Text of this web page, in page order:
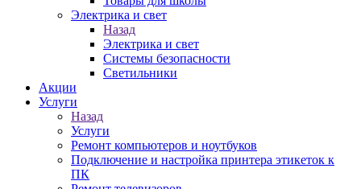
Электрика и свет
Назад
Электрика и свет
Системы безопасности
Светильники
Акции
Услуги
Назад
Услуги
Ремонт компьютеров и ноутбуков
Подключение и настройка принтера этикеток к
ПК